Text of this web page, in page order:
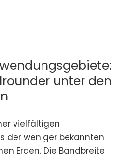
unter den
vielfältigen
der weniger bekannten
Erden. Die Bandbreite